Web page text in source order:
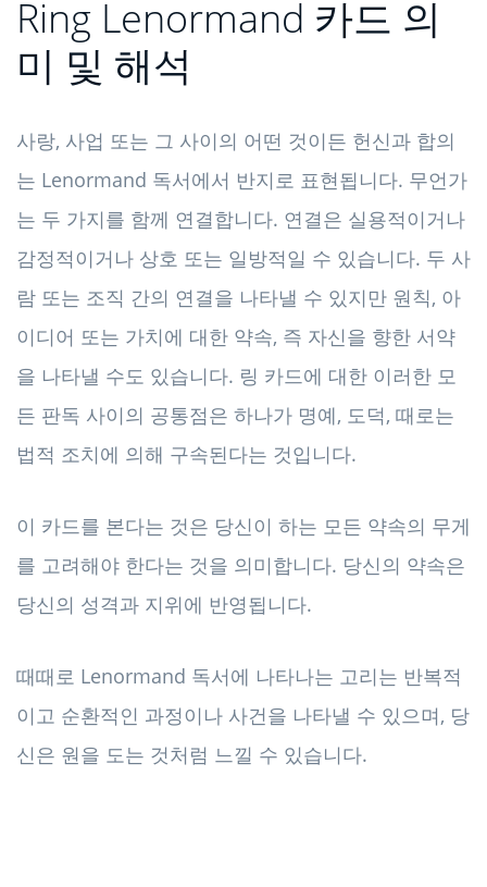
Ring Lenormand 카드 의
미 및 해석
사랑, 사업 또는 그 사이의 어떤 것이든 헌신과 합의
는 Lenormand 독서에서 반지로 표현됩니다. 무언가
는 두 가지를 함께 연결합니다. 연결은 실용적이거나
감정적이거나 상호 또는 일방적일 수 있습니다. 두 사
람 또는 조직 간의 연결을 나타낼 수 있지만 원칙, 아
이디어 또는 가치에 대한 약속, 즉 자신을 향한 서약
을 나타낼 수도 있습니다. 링 카드에 대한 이러한 모
든 판독 사이의 공통점은 하나가 명예, 도덕, 때로는
법적 조치에 의해 구속된다는 것입니다.
이 카드를 본다는 것은 당신이 하는 모든 약속의 무게
를 고려해야 한다는 것을 의미합니다. 당신의 약속은
당신의 성격과 지위에 반영됩니다.
때때로 Lenormand 독서에 나타나는 고리는 반복적
이고 순환적인 과정이나 사건을 나타낼 수 있으며, 당
신은 원을 도는 것처럼 느낄 수 있습니다.